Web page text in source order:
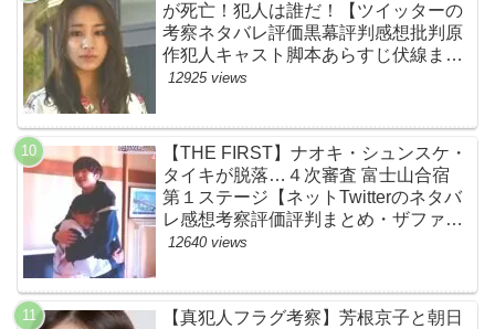
が死亡！犯人は誰だ！【ツイッターの
考察ネタバレ評価黒幕評判感想批判原
作犯人キャスト脚本あらすじ伏線まと
め】
12925 views
【THE FIRST】ナオキ・シュンスケ・
タイキが脱落…４次審査 富士山合宿
第１ステージ【ネットTwitterのネタバ
レ感想考察評価評判まとめ・ザファー
スト・スッキリ・BE:FIRST・ビーフ
12640 views
【真犯人フラグ考察】芳根京子と朝日